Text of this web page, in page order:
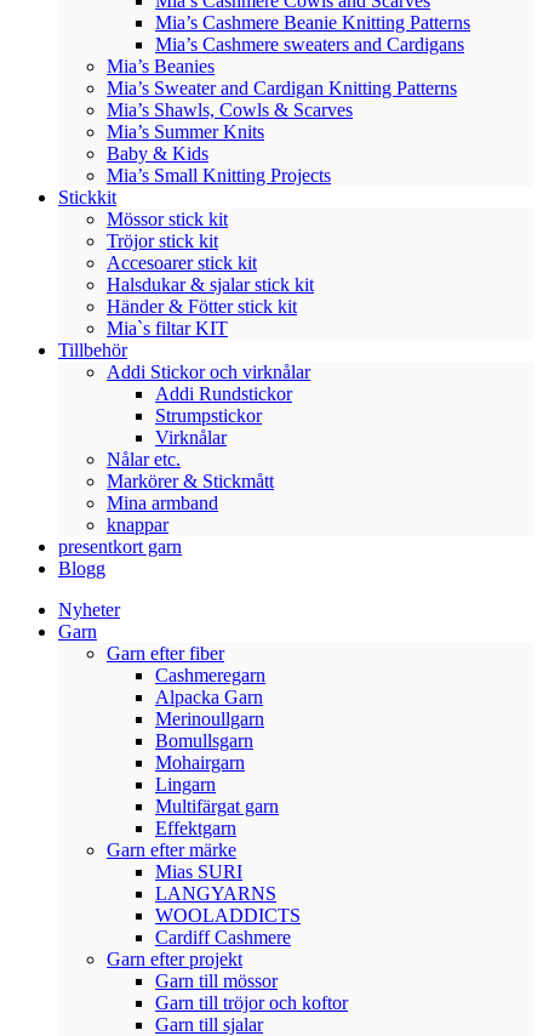
Mia’s Cashmere Beanie Knitting Patterns
Mia’s Cashmere sweaters and Cardigans
Mia’s Beanies
Mia’s Sweater and Cardigan Knitting Patterns
Mia’s Shawls, Cowls & Scarves
Mia’s Summer Knits
Baby & Kids
Mia’s Small Knitting Projects
Stickkit
Mössor stick kit
Tröjor stick kit
Accesoarer stick kit
Halsdukar & sjalar stick kit
Händer & Fötter stick kit
Mia`s filtar KIT
Tillbehör
Addi Stickor och virknålar
Addi Rundstickor
Strumpstickor
Virknålar
Nålar etc.
Markörer & Stickmått
Mina armband
knappar
presentkort garn
Blogg
Nyheter
Garn
Garn efter fiber
Cashmeregarn
Alpacka Garn
Merinoullgarn
Bomullsgarn
Mohairgarn
Lingarn
Multifärgat garn
Effektgarn
Garn efter märke
Mias SURI
LANGYARNS
WOOLADDICTS
Cardiff Cashmere
Garn efter projekt
Garn till mössor
Garn till tröjor och koftor
Garn till sjalar